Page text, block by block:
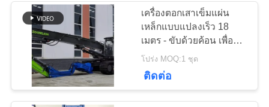
เรา
โรงงาน
เครื่องตีบสะเทือน
ไฟฟ้า
เครื่องตอกเสาเข็มแผ่น
เหล็กแบบแปลงเร็ว 18
เมตร - ขับด้วยค้อน เพื่อ
การตอกเสาเข็มที่มี
โปร่ง MOQ:1 ชุด
ติดต่อ